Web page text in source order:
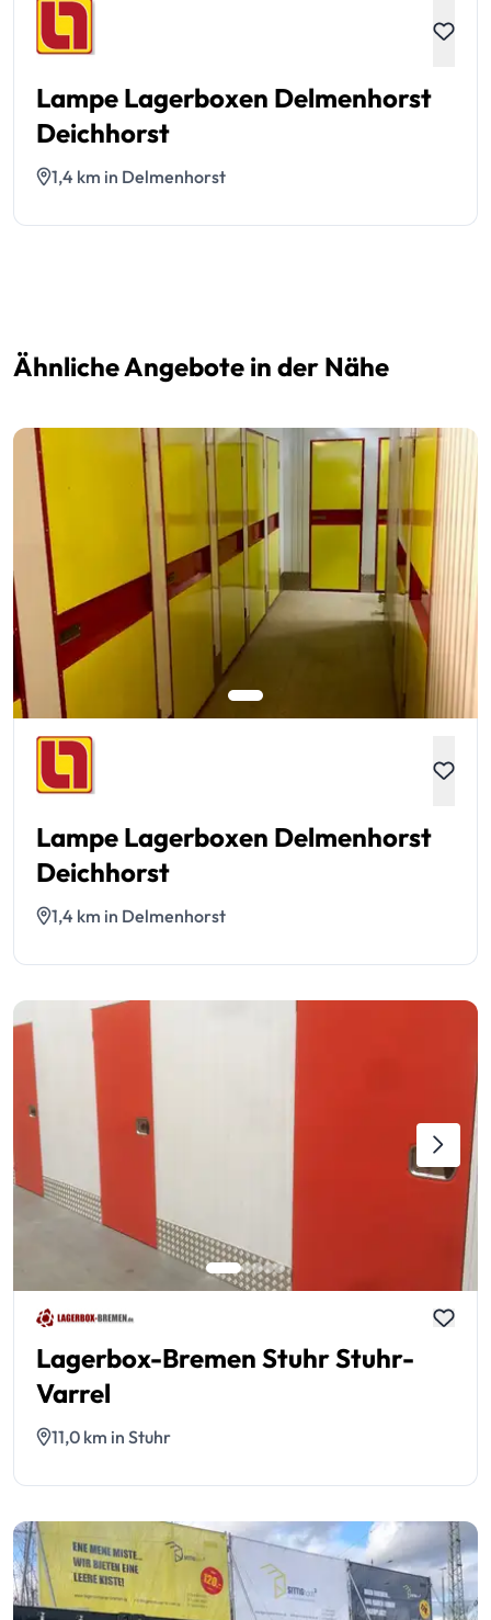
Lampe Lagerboxen Delmenhorst
Deichhorst
1,4 km in Delmenhorst
Ähnliche Angebote in der Nähe
Lampe Lagerboxen Delmenhorst
Deichhorst
1,4 km in Delmenhorst
Lagerbox-Bremen Stuhr Stuhr-
Varrel
11,0 km in Stuhr